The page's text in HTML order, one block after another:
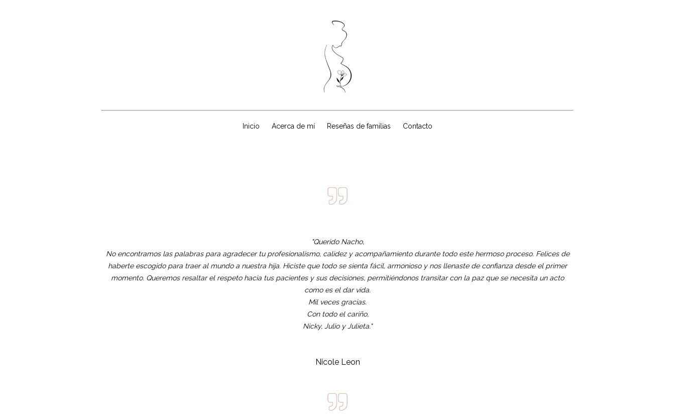
Inicio Acerca de mí Reseñas de familias Contacto
"Querido Nacho,
No encontramos las palabras para agradecer tu profesionalismo, calidez y acompañamiento durante todo este hermoso proceso. Felices de
haberte escogido para traer al mundo a nuestra hija. Hiciste que todo se sienta fácil, armonioso y nos llenaste de confianza desde el primer
momento. Queremos resaltar el respeto hacia tus pacientes y sus decisiones, permitiéndonos transitar con la paz que se necesita un acto
como es el dar vida.
Mil veces gracias.
Con todo el cariño,
Nicky, Julio y Julieta."
Nicole Leon